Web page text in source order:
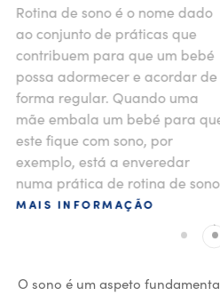
melatonina pura, molécula que
contribui para diminuir o tempo
necessário ...
O sono é um aspeto